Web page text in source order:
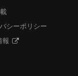
シーポリシー
報